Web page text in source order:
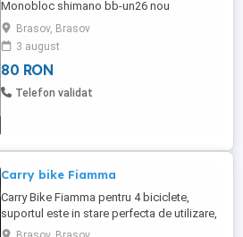
Monobloc shimano bb-un26 nou
Brasov, Brasov
3 august
80 RON
Telefon validat
Carry bike Fiamma
Carry Bike Fiamma pentru 4 biciclete,
suportul este in stare perfecta de utilizare,
prezinta mici zgarieturi, nu este lovit sau